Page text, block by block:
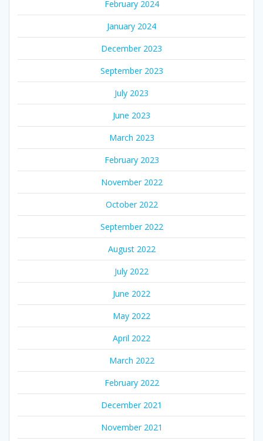
February 2024
January 2024
December 2023
September 2023
July 2023
June 2023
March 2023
February 2023
November 2022
October 2022
September 2022
August 2022
July 2022
June 2022
May 2022
April 2022
March 2022
February 2022
December 2021
November 2021